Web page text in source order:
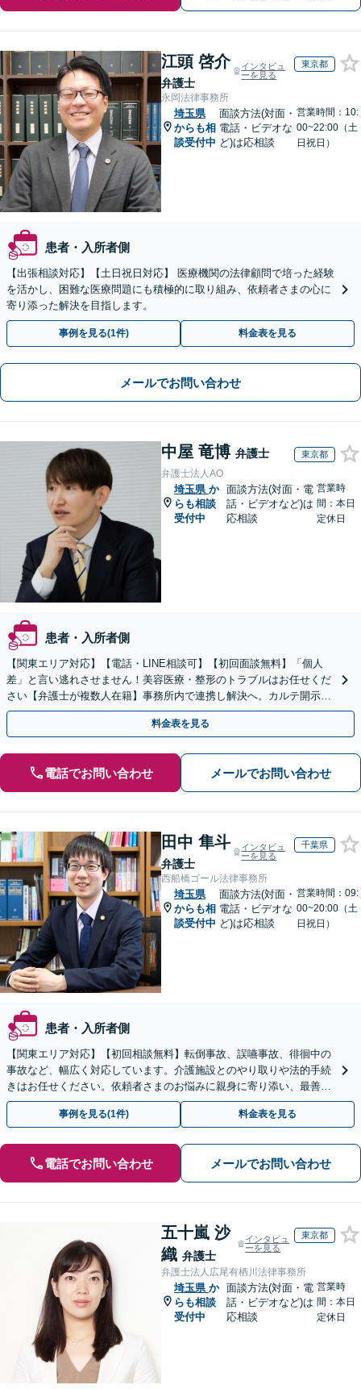
江頭 啓介
弁護士
インタビュ
ーを見る
東京都
永岡法律事務所
埼玉県
からも相
談受付中
面談方法(対面・
電話・ビデオな
ど)は応相談
営業時間：10:
00~22:00（土
日祝日）
患者・入所者側
【出張相談対応】【土日祝日対応】 医療機関の法律顧問で培った経験
を活かし、困難な医療問題にも積極的に取り組み、依頼者さまの心に
寄り添った解決を目指します。
事例を見る(1件) 料金表を見る
メールでお問い合わせ
中屋 竜博 弁護士 東京都
弁護士法人AO
埼玉県 か
らも相談
受付中
面談方法(対面・電
話・ビデオなど)は
応相談
営業時
間：本日
定休日
患者・入所者側
【関東エリア対応】【電話・LINE相談可】【初回面談無料】「個人
差」と言い逃れさせません！美容医療・整形のトラブルはお任せくだ
さい【弁護士が複数人在籍】事務所内で連携し解決へ。カルテ開示や
返金・賠償請求をサポートいたします【休日夜間面談可】
料金表を見る
電話でお問い合わせ メールでお問い合わせ
田中 隼斗
弁護士
インタビュ
ーを見る
千葉県
西船橋ゴール法律事務所
埼玉県
からも相
談受付中
面談方法(対面・
電話・ビデオな
ど)は応相談
営業時間：09:
00~20:00（土
日祝日）
患者・入所者側
【関東エリア対応】【初回相談無料】転倒事故、誤嚥事故、徘徊中の
事故など、幅広く対応しています。介護施設とのやり取りや法的手続
きはお任せください。依頼者さまのお悩みに親身に寄り添い、最善の
結果が得られるように尽力いたします。
事例を見る(1件) 料金表を見る
電話でお問い合わせ メールでお問い合わせ
五十嵐 沙
織 弁護士
インタビュ
ーを見る
東京都
弁護士法人広尾有栖川法律事務所
埼玉県 か
らも相談
受付中
面談方法(対面・電
話・ビデオなど)は
応相談
営業時
間：本日
定休日